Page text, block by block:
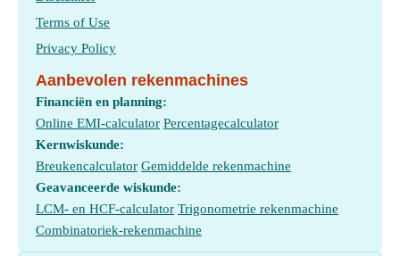
Terms of Use
Privacy Policy
Aanbevolen rekenmachines
Financiën en planning:
Online EMI-calculator Percentagecalculator
Kernwiskunde:
Breukencalculator Gemiddelde rekenmachine
Geavanceerde wiskunde:
LCM- en HCF-calculator Trigonometrie rekenmachine
Combinatoriek-rekenmachine